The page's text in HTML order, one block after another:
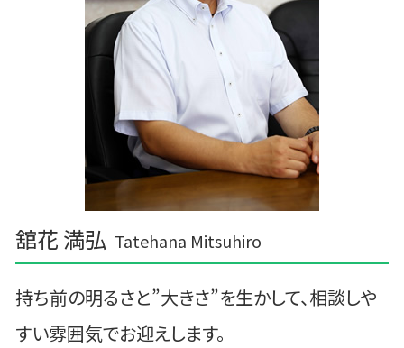
舘花 満弘 Tatehana Mitsuhiro
持ち前の明るさと”大きさ”を生かして、相談しや
すい雰囲気でお迎えします。